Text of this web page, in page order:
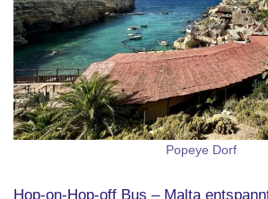
Popeye Dorf
Hop-on-Hop-off Bus – Malta